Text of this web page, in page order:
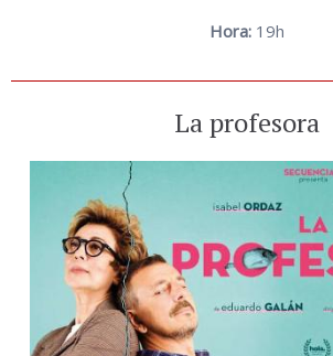
Hora: 19h
La profesora